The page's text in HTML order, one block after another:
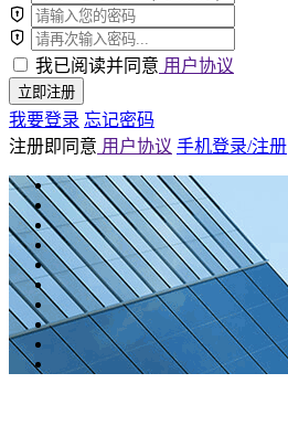
我已阅读并同意 用户协议
立即注册
我要登录 忘记密码
注册即同意 用户协议 手机登录/注册